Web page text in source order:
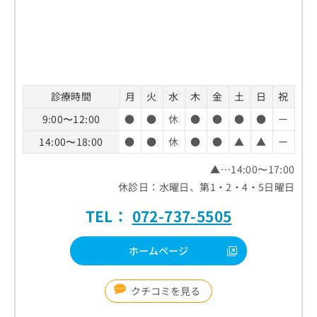
診療時間 月 火 水 木 金 土 日
祝
9:00〜12:00
● ● 休 ● ● ● ●
ー
14:00〜18:00
● ● 休 ● ● ▲ ▲
ー
▲…14:00〜17:00
休診日：水曜日、第1・2・4・5日曜日
TEL： 072-737-5505
ホームページ
クチコミを見る